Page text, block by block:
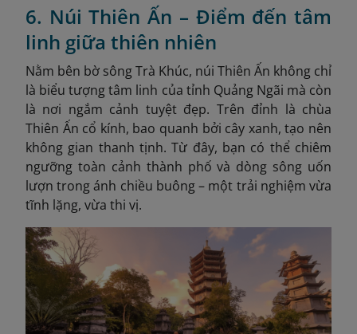
6. Núi Thiên Ấn – Điểm đến tâm
linh giữa thiên nhiên
Nằm bên bờ sông Trà Khúc, núi Thiên Ấn không chỉ
là biểu tượng tâm linh của tỉnh Quảng Ngãi mà còn
là nơi ngắm cảnh tuyệt đẹp. Trên đỉnh là chùa
Thiên Ấn cổ kính, bao quanh bởi cây xanh, tạo nên
không gian thanh tịnh. Từ đây, bạn có thể chiêm
ngưỡng toàn cảnh thành phố và dòng sông uốn
lượn trong ánh chiều buông – một trải nghiệm vừa
tĩnh lặng, vừa thi vị.